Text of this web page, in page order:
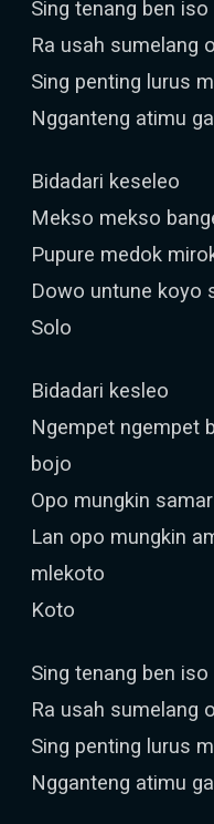
Sing tenang ben iso
Ra usah sumelang
Sing penting lurus
Ngganteng atimu
Bidadari keseleo
Mekso mekso
Pupure medok
Dowo untune koyo
Solo
Bidadari kesleo
Ngempet ngempet
bojo
Opo mungkin
Lan opo mungkin
mlekoto
Koto
Sing tenang ben iso
Ra usah sumelang
Sing penting lurus
Ngganteng atimu